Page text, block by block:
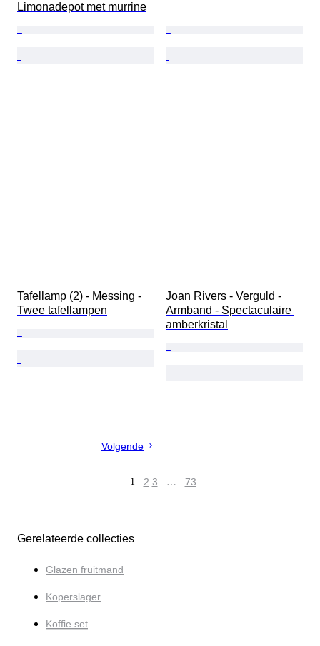
Limonadepot met murrine
Tafellamp (2) - Messing -
Twee tafellampen
Joan Rivers - Verguld -
Armband - Spectaculaire
amberkristal
Volgende
1 2 3 … 73
Gerelateerde collecties
Glazen fruitmand
Koperslager
Koffie set